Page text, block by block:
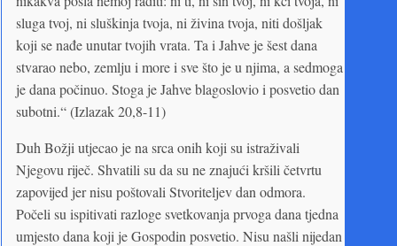
sluga tvoj, ni sluškinja tvoja, ni živina tvoja, niti došljak
koji se nađe unutar tvojih vrata. Ta i Jahve je šest dana
stvarao nebo, zemlju i more i sve što je u njima, a sedmoga
je dana počinuo. Stoga je Jahve blagoslovio i posvetio dan
subotni.“ (Izlazak 20,8-11)
Duh Božji utjecao je na srca onih koji su istraživali
Njegovu riječ. Shvatili su da su ne znajući kršili četvrtu
zapovijed jer nisu poštovali Stvoriteljev dan odmora.
Počeli su ispitivati razloge svetkovanja prvoga dana tjedna
umjesto dana koji je Gospodin posvetio. Nisu našli nijedan